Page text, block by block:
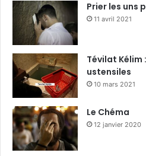
Prier les uns
11 avril 2021
Tévilat Kélim
ustensiles
10 mars 2021
Le Chéma
12 janvier 2020